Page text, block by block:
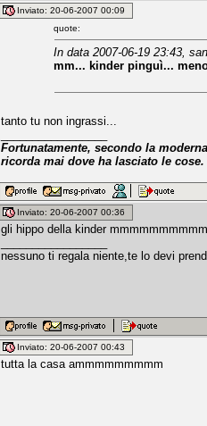
Inviato: 20-06-2007 00:09
quote:
In data 2007-06-19 23:43,
mm... kinder pinguì...
tanto tu non ingrassi...
Fortunatamente, secondo la
ricorda mai dove ha lasciato le cose.
Inviato: 20-06-2007 00:36
gli hippo della kinder mmmmmmmmmm
nessuno ti regala niente,te lo devi
Inviato: 20-06-2007 00:43
tutta la casa ammmmmmmmm